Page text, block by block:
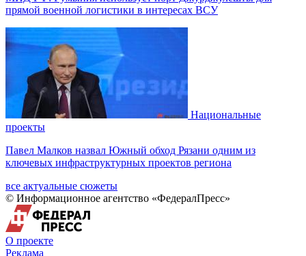
прямой военной логистики в интересах ВСУ
Национальные
проекты
Павел Малков назвал Южный обход Рязани одним из
ключевых инфраструктурных проектов региона
все актуальные сюжеты
© Информационное агентство «ФедералПресс»
О проекте
Реклама